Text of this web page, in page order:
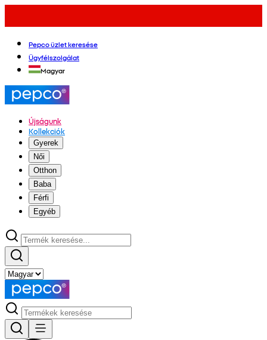
Pepco üzlet keresése
Ügyfélszolgálat
Magyar
Újságunk
Kollekciók
Gyerek
Női
Otthon
Baba
Férfi
Egyéb